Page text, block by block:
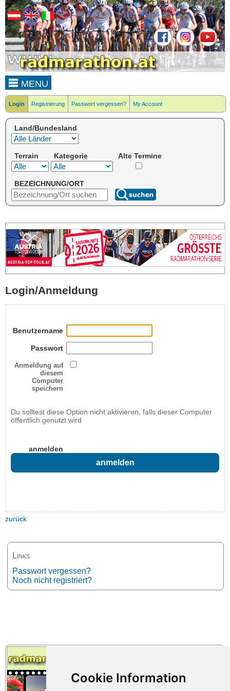
MENU
Login Registrierung Passwort vergessen? My Account
Land/Bundesland
Terrain Kategorie Alte Termine
BEZEICHNUNG/ORT
Login/Anmeldung
Links
Passwort vergessen?
Noch nicht registriert?
Benutzername
Passwort
Anmeldung auf
diesem
Computer
speichern
Du solltest diese Option nicht aktivieren, falls dieser Computer
öffentlich genutzt wird
anmelden
zurück